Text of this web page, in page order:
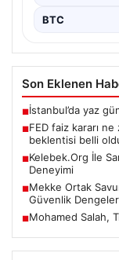
BTC
Son Eklenen
■İstanbul’da yaz
■FED faiz kararı ne
beklentisi belli
■Kelebek.Org İle
Deneyimi
■Mekke Ortak
Güvenlik
■Mohamed Salah,